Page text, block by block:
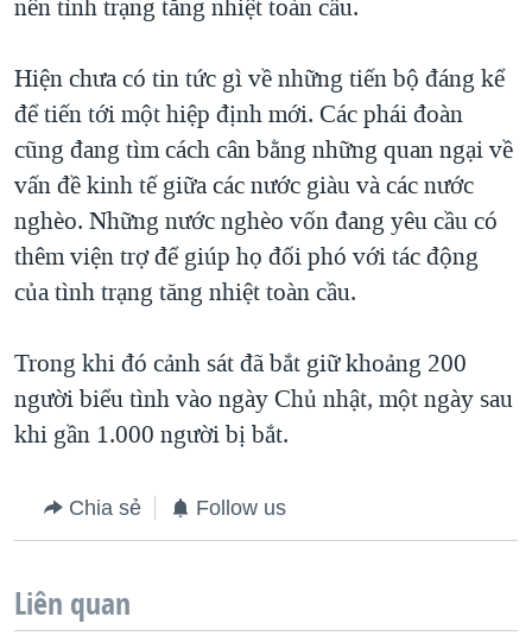
nên tình trạng tăng nhiệt toàn cầu.
Hiện chưa có tin tức gì về những tiến bộ đáng kể
để tiến tới một hiệp định mới. Các phái đoàn
cũng đang tìm cách cân bằng những quan ngại về
vấn đề kinh tế giữa các nước giàu và các nước
nghèo. Những nước nghèo vốn đang yêu cầu có
thêm viện trợ để giúp họ đối phó với tác động
của tình trạng tăng nhiệt toàn cầu.
Trong khi đó cảnh sát đã bắt giữ khoảng 200
người biểu tình vào ngày Chủ nhật, một ngày sau
khi gần 1.000 người bị bắt.
Chia sẻ Follow us
Liên quan